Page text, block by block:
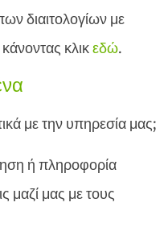
διαιτολογίων με
κλικεδώ.
με την υπηρεσία μας;
ή πληροφορία
μαζί μας με τους